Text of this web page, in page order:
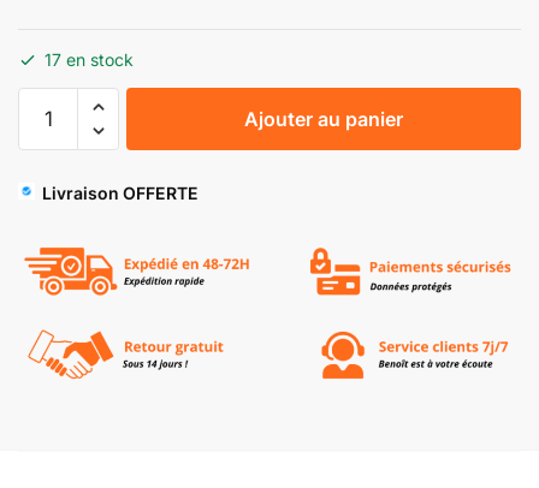
17 en stock
Ajouter au panier
Livraison OFFERTE